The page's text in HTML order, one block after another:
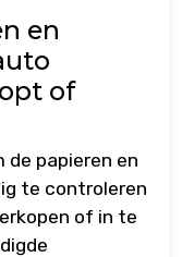
en
of
de papieren en
te controleren
of in te